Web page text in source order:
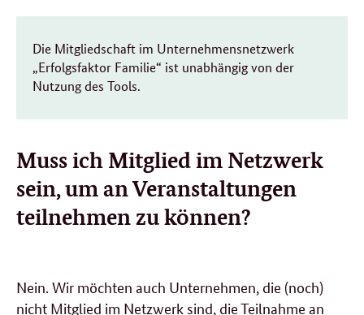
Die Mitgliedschaft im Unternehmensnetzwerk
„Erfolgsfaktor Familie“ ist unabhängig von der
Nutzung des Tools.
Muss ich Mitglied im Netzwerk
sein, um an Veranstaltungen
teilnehmen zu können?
Nein. Wir möchten auch Unternehmen, die (noch)
nicht Mitglied im Netzwerk sind, die Teilnahme an